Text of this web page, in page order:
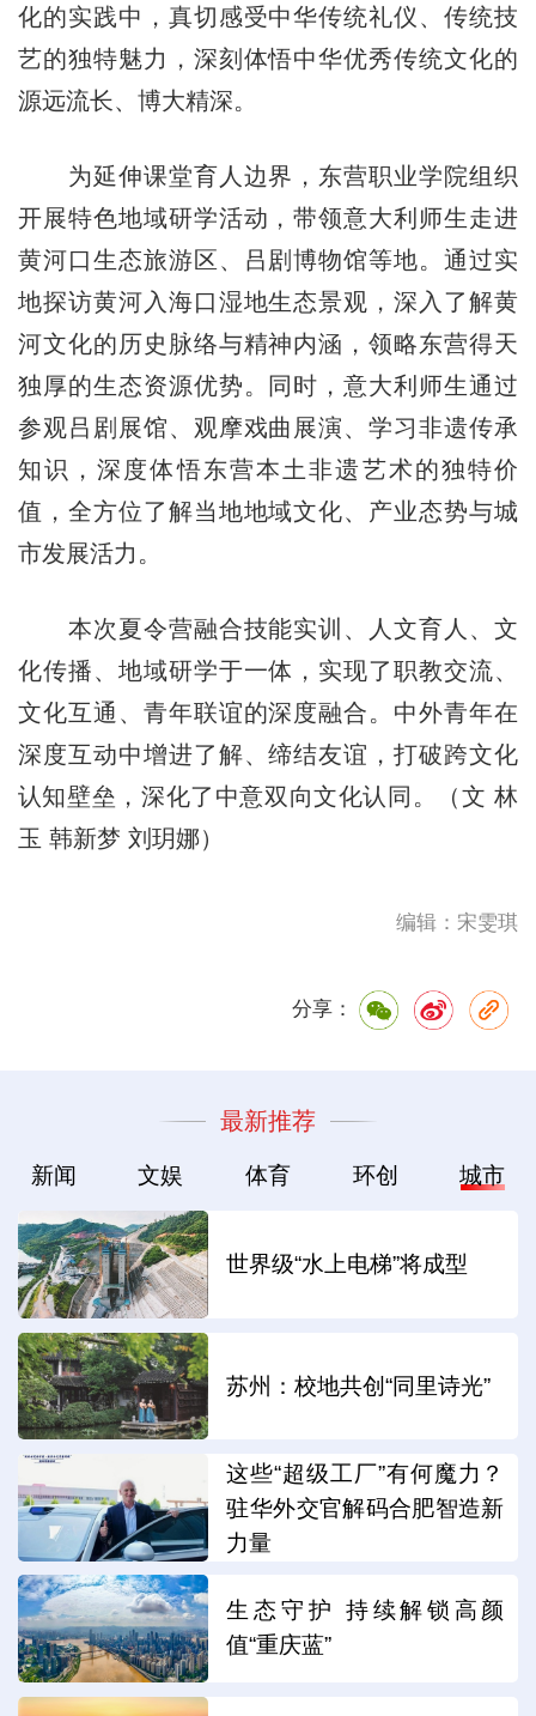
化的实践中，真切感受中华传统礼仪、传统技
艺的独特魅力，深刻体悟中华优秀传统文化的
源远流长、博大精深。
为延伸课堂育人边界，东营职业学院组织
开展特色地域研学活动，带领意大利师生走进
黄河口生态旅游区、吕剧博物馆等地。通过实
地探访黄河入海口湿地生态景观，深入了解黄
河文化的历史脉络与精神内涵，领略东营得天
独厚的生态资源优势。同时，意大利师生通过
参观吕剧展馆、观摩戏曲展演、学习非遗传承
知识，深度体悟东营本土非遗艺术的独特价
值，全方位了解当地地域文化、产业态势与城
市发展活力。
本次夏令营融合技能实训、人文育人、文
化传播、地域研学于一体，实现了职教交流、
文化互通、青年联谊的深度融合。中外青年在
深度互动中增进了解、缔结友谊，打破跨文化
认知壁垒，深化了中意双向文化认同。（文 林
玉 韩新梦 刘玥娜）
编辑：宋雯琪
分享：
最新推荐
新闻 文娱 体育 环创 城市
世界级“水上电梯”将成型
苏州：校地共创“同里诗光”
这些“超级工厂”有何魔力？
驻华外交官解码合肥智造新
力量
生态守护 持续解锁高颜
值“重庆蓝”